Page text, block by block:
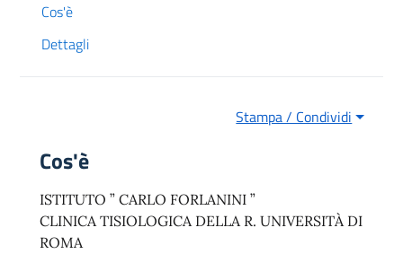
Cos'è
Dettagli
Stampa / Condividi
Cos'è
ISTITUTO ” CARLO FORLANINI ”
CLINICA TISIOLOGICA DELLA R. UNIVERSITÀ DI
ROMA